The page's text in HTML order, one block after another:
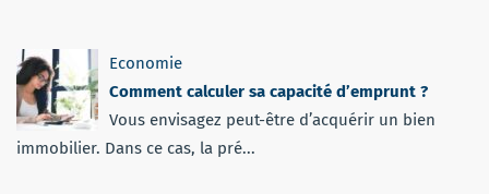
Economie
Comment calculer sa capacité d’emprunt ?
Vous envisagez peut-être d’acquérir un bien
immobilier. Dans ce cas, la pré...